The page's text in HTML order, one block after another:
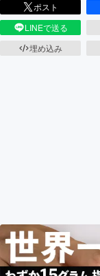
ポスト
LINEで送る
埋め込み